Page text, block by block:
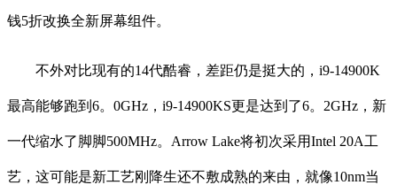
钱5折改换全新屏幕组件。
不外对比现有的14代酷睿，差距仍是挺大的，i9-14900K
最高能够跑到6。0GHz，i9-14900KS更是达到了6。2GHz，新
一代缩水了脚脚500MHz。Arrow Lake将初次采用Intel 20A工
艺，这可能是新工艺刚降生还不敷成熟的来由，就像10nm当